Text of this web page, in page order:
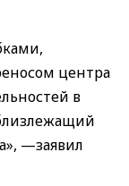
центра
в
—заявил